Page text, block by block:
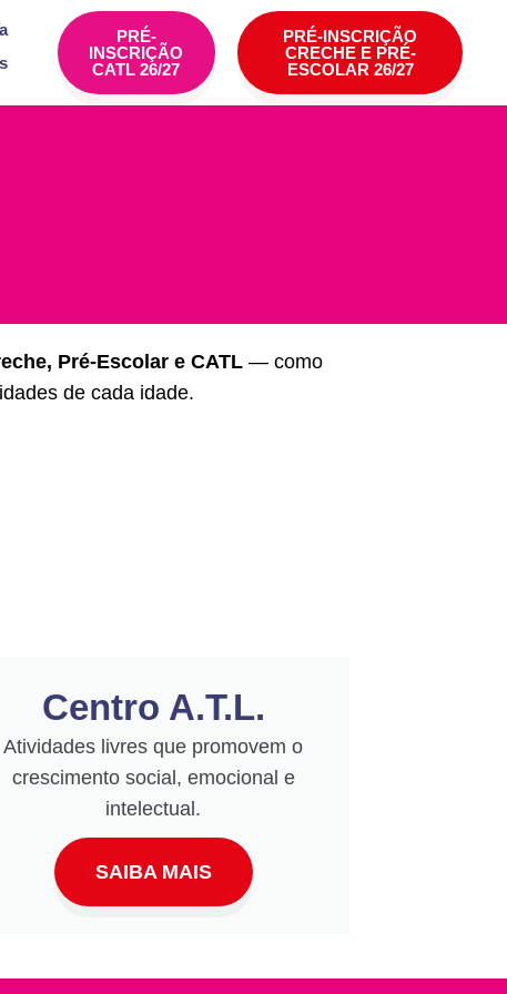
PRÉ-
INSCRIÇÃO
CATL 26/27
PRÉ-INSCRIÇÃO
CRECHE E PRÉ-
ESCOLAR 26/27
Pré-Escolar e CATL — como
de cada idade.
Centro A.T.L.
Atividades livres que promovem o
crescimento social, emocional e
intelectual.
SAIBA MAIS